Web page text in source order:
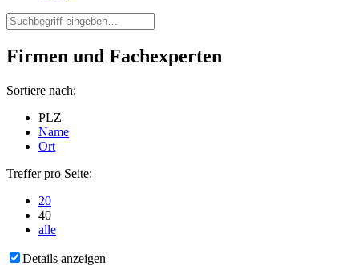
Firmen und Fachexperten
Sortiere nach:
PLZ
Name
Ort
Treffer pro Seite:
20
40
alle
Details anzeigen